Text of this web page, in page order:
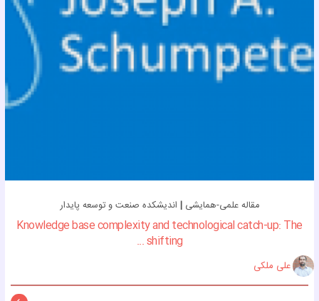
مقاله علمی-همایشی| اندیشکده صنعت و توسعه پایدار
Knowledge base complexity and technological catch-up: The
shifting ...
علی ملکی